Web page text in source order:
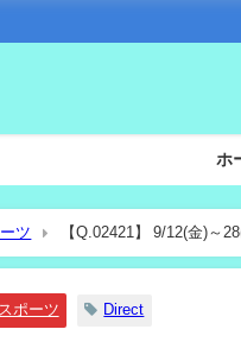
ホ
ツ 【Q.02421】 9/12(金)～
スポーツ Direct